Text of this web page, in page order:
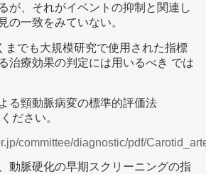
が、それがイベントの抑制と関連し
の一致をみていない。
までも大規模研究で使用された指標
治療効果の判定には用いるべき では
る頸動脈病変の標準的評価法
ださい。
committee/diagnostic/pdf/
動脈硬化の早期スクリーニングの指